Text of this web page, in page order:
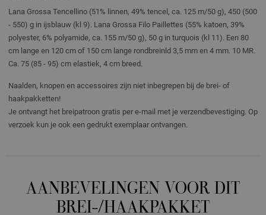
Lana Grossa Tencellino (51% linnen, 49% tencel, ca. 125 m/50 g), 450 (500
- 550) g in ijsblauw (kl 9). Lana Grossa Filo Paillettes (55% katoen, 39%
polyester, 6% polyamide, ca. 155 m/50 g), 50 g in turquois (kl 11). Een 80
cm lange en 120 cm of 150 cm lange rondbreinld 3,5 mm en 4 mm. 10 MR.
Ca. 75 (85 - 95) cm elastiek, 4 cm breed.
Naalden, knopen en accessoires zijn niet inbegrepen bij de brei- of
haakpakketten!
Je ontvangt het breipatroon gratis per e-mail met je verzendbevestiging. Op
verzoek kun je ook een gedrukt exemplaar ontvangen.
AANBEVELINGEN VOOR DIT
BREI-/HAAKPAKKET